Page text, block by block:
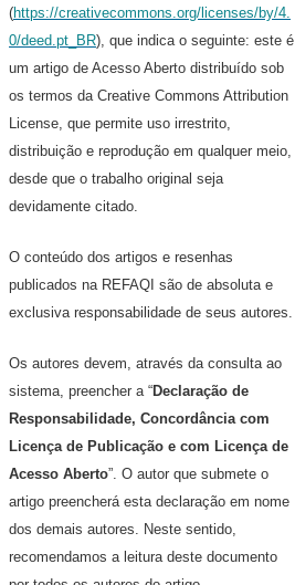
(https://creativecommons.org/licenses/by/4.
0/deed.pt_BR), que indica o seguinte: este é
um artigo de Acesso Aberto distribuído sob
os termos da Creative Commons Attribution
License, que permite uso irrestrito,
distribuição e reprodução em qualquer meio,
desde que o trabalho original seja
devidamente citado.
O conteúdo dos artigos e resenhas
publicados na REFAQI são de absoluta e
exclusiva responsabilidade de seus autores.
Os autores devem, através da consulta ao
sistema, preencher a “Declaração de
Responsabilidade, Concordância com
Licença de Publicação e com Licença de
Acesso Aberto”. O autor que submete o
artigo preencherá esta declaração em nome
dos demais autores. Neste sentido,
recomendamos a leitura deste documento